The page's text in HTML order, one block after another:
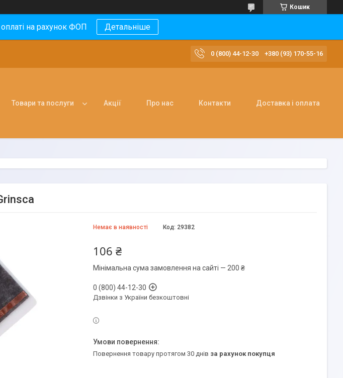
Кошик
на рахунок ФОП Детальніше
0 (800) 44-12-30 +380 (93) 170-55-16
Товари та послуги Акції Про нас Контакти Доставка і оплата
Немає в наявності Код: 29382
106 ₴
Мінімальна сума замовлення на сайті — 200 ₴
0 (800) 44-12-30
Дзвінки з України безкоштовні
повернення товару протягом 30 днів за рахунок покупця